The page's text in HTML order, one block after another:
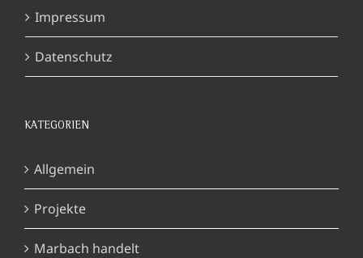
Impressum
Datenschutz
KATEGORIEN
Allgemein
Projekte
Marbach handelt